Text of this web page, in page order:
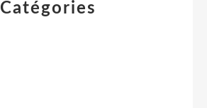
Catégories